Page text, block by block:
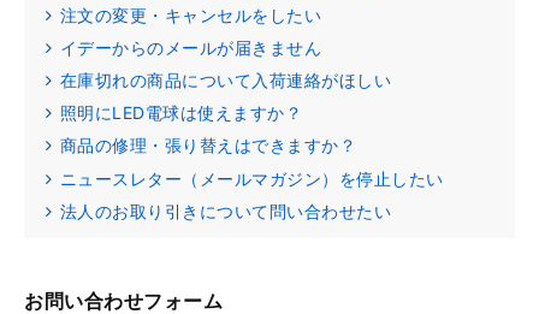
注文の変更・キャンセルをしたい
イデーからのメールが届きません
在庫切れの商品について入荷連絡がほしい
照明にLED電球は使えますか？
商品の修理・張り替えはできますか？
ニュースレター（メールマガジン）を停止したい
法人のお取り引きについて問い合わせたい
お問い合わせフォーム